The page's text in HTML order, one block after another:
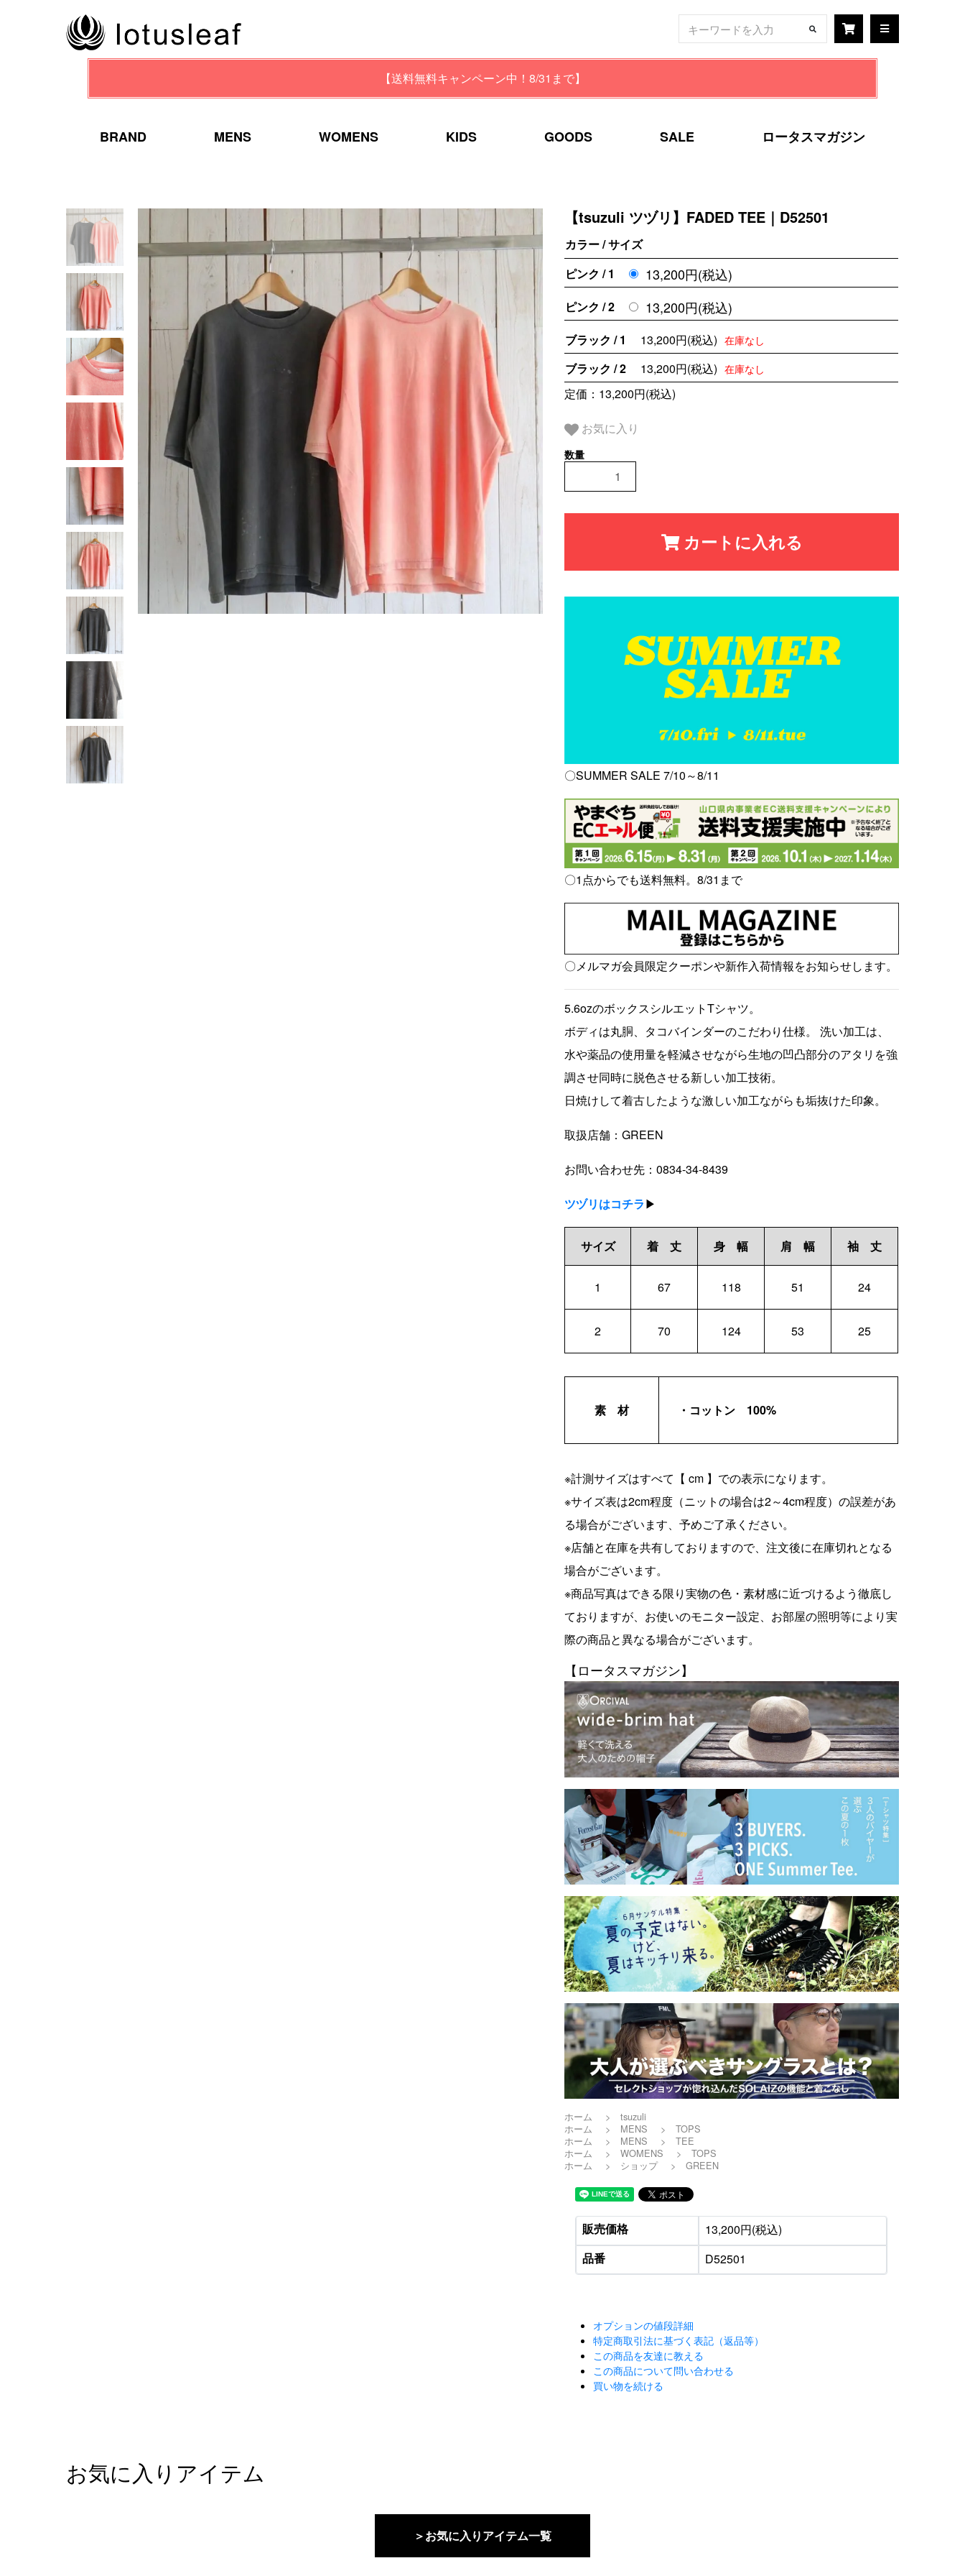
【送料無料キャンペーン中！8/31まで】
BRAND MENS WOMENS KIDS GOODS SALE ロータスマガジン
【tsuzuli ツヅリ】FADED TEE｜D52501
カラー / サイズ
ピンク / 1
13,200円(税込)
ピンク / 2 13,200円(税込)
ブラック / 1 13,200円(税込) 在庫なし
ブラック / 2 13,200円(税込) 在庫なし
定価：13,200円(税込)
お気に入り
カートに入れる
〇SUMMER SALE 7/10～8/11
〇1点からでも送料無料。8/31まで
〇メルマガ会員限定クーポンや新作入荷情報をお知らせします。
5.6ozのボックスシルエットTシャツ。
ボディは丸胴、タコバインダーのこだわり仕様。 洗い加工は、
水や薬品の使用量を軽減させながら生地の凹凸部分のアタリを強
調させ同時に脱色させる新しい加工技術。
日焼けして着古したような激しい加工ながらも垢抜けた印象。
取扱店舗：GREEN
お問い合わせ先：0834-34-8439
ツヅリはコチラ▶
サイズ 着 丈 身 幅 肩 幅 袖 丈
1 67 118 51 24
2 70 124 53 25
素 材 ・コットン 100%
※計測サイズはすべて【 cm 】での表示になります。
※サイズ表は2cm程度（ニットの場合は2～4cm程度）の誤差があ
る場合がございます、予めご了承ください。
※店舗と在庫を共有しておりますので、注文後に在庫切れとなる
場合がございます。
※商品写真はできる限り実物の色・素材感に近づけるよう徹底し
ておりますが、お使いのモニター設定、お部屋の照明等により実
際の商品と異なる場合がございます。
【ロータスマガジン】
ホーム >
tsuzuli
ホーム
> MENS >
TOPS
ホーム
> MENS >
TEE
ホーム
> WOMENS >
TOPS
ホーム
> ショップ > GREEN
販売価格
13,200円(税込)
品番
D52501
オプションの値段詳細
特定商取引法に基づく表記（返品等）
この商品を友達に教える
この商品について問い合わせる
買い物を続ける
お気に入りアイテム
＞お気に入りアイテム一覧